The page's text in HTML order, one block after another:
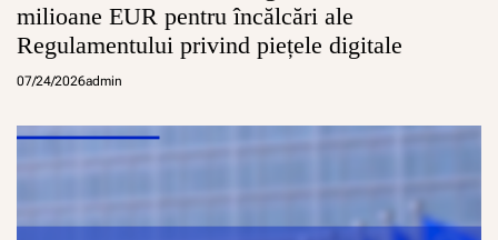
milioane EUR pentru încălcări ale
Regulamentului privind piețele digitale
07/24/2026admin